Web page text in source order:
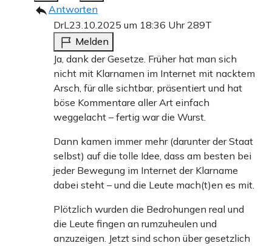
Antworten
DrL23.10.2025 um 18:36 Uhr 289T
Melden
Ja, dank der Gesetze. Früher hat man sich
nicht mit Klarnamen im Internet mit nacktem
Arsch, für alle sichtbar, präsentiert und hat
böse Kommentare aller Art einfach
weggelacht – fertig war die Wurst.
Dann kamen immer mehr (darunter der Staat
selbst) auf die tolle Idee, dass am besten bei
jeder Bewegung im Internet der Klarname
dabei steht – und die Leute mach(t)en es mit.
Plötzlich wurden die Bedrohungen real und
die Leute fingen an rumzuheulen und
anzuzeigen. Jetzt sind schon über gesetzlich